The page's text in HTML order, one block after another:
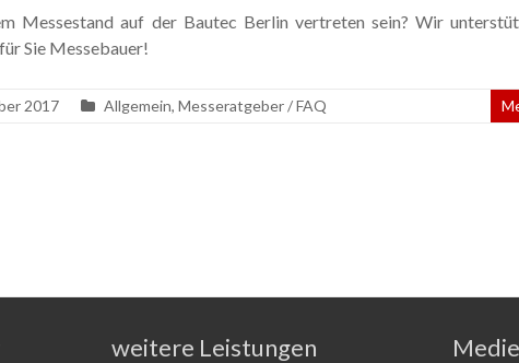
Messestand auf der Bautec Berlin vertreten sein? Wir
Sie Messebauer!
2017 Allgemein, Messeratgeber / FAQ
weitere Leistungen